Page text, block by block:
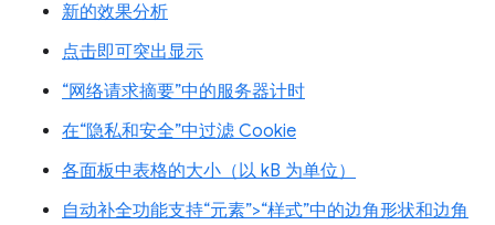
新的效果分析
点击即可突出显示
“网络请求摘要”中的服务器计时
在“隐私和安全”中过滤 Cookie
各面板中表格的大小（以 kB 为单位）
自动补全功能支持“元素”>“样式”中的边角形状和边角